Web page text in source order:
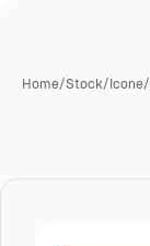
Home/Stock/Icone/